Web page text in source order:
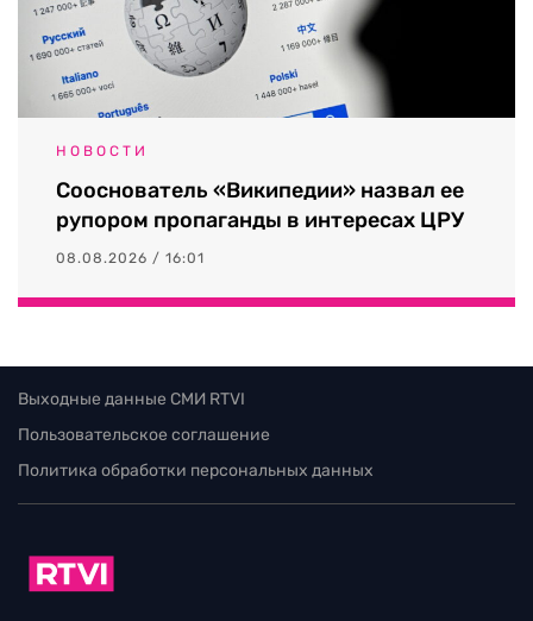
НОВОСТИ
Сооснователь «Википедии» назвал ее
рупором пропаганды в интересах ЦРУ
08.08.2026 / 16:01
Выходные данные СМИ RTVI
Пользовательское соглашение
Политика обработки персональных данных